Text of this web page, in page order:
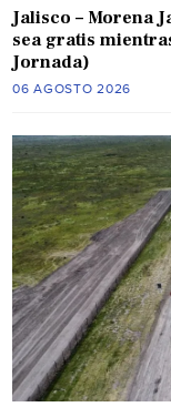
Jalisco – Morena
sea gratis
Jornada)
06 AGOSTO 2026